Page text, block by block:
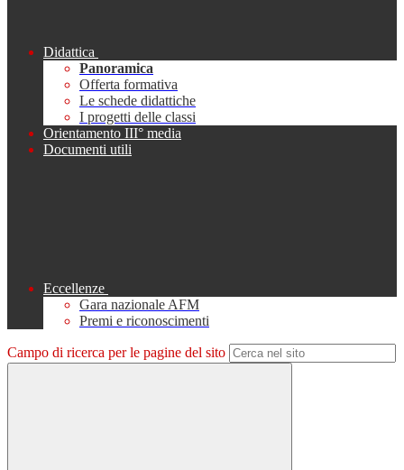
Didattica
Panoramica
Offerta formativa
Le schede didattiche
I progetti delle classi
Orientamento III° media
Documenti utili
Eccellenze
Gara nazionale AFM
Premi e riconoscimenti
Campo di ricerca per le pagine del sito